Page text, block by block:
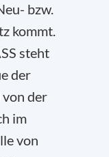
bzw.
kommt.
steht
der
von der
im
von